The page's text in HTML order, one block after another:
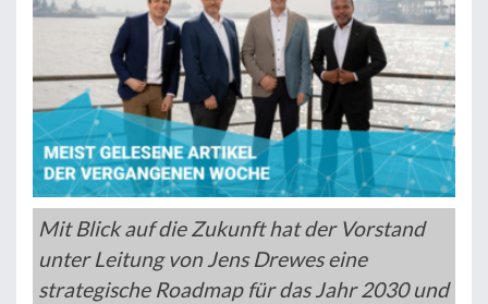
Mit Blick auf die Zukunft hat der Vorstand
unter Leitung von Jens Drewes eine
strategische Roadmap für das Jahr 2030 und